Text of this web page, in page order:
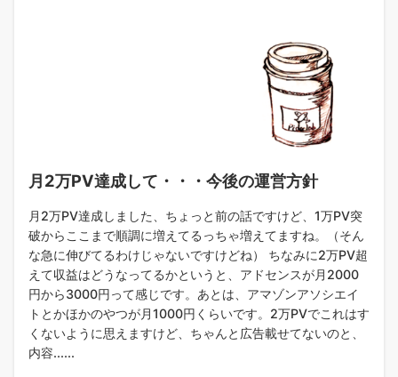
月2万PV達成して・・・今後の運営方針
月2万PV達成しました、ちょっと前の話ですけど、1万PV突
破からここまで順調に増えてるっちゃ増えてますね。（そん
な急に伸びてるわけじゃないですけどね） ちなみに2万PV超
えて収益はどうなってるかというと、アドセンスが月2000
円から3000円って感じです。あとは、アマゾンアソシエイ
トとかほかのやつが月1000円くらいです。2万PVでこれはす
くないように思えますけど、ちゃんと広告載せてないのと、
内容......